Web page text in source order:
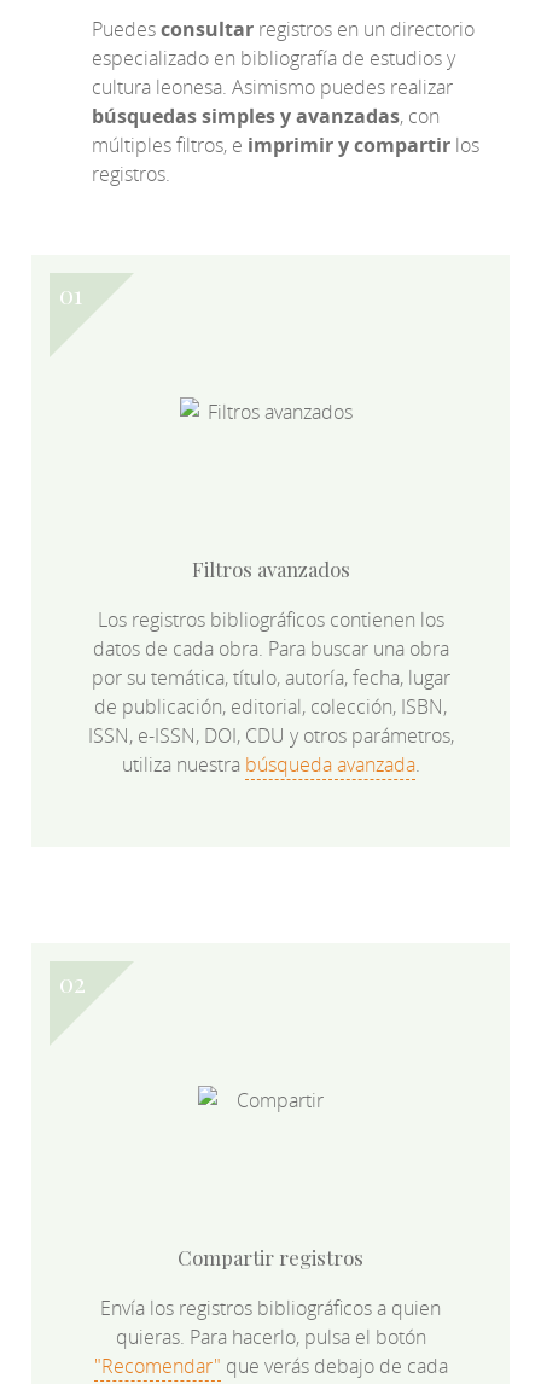
Puedesconsultar registros en un directorio
especializado en bibliografía de estudios y
cultura leonesa. Asimismo puedes realizar
búsquedas simples y avanzadas, con
múltiples filtros, e imprimir y compartir los
registros.
Filtros avanzados
Los registros bibliográficos contienen los
datos de cada obra. Para buscar una obra
por su temática, título, autoría, fecha, lugar
de publicación, editorial, colección, ISBN,
ISSN, e-ISSN, DOI, CDU y otros parámetros,
utiliza nuestra búsqueda avanzada.
Compartir registros
Envía los registros bibliográficos a quien
quieras. Para hacerlo, pulsa el botón
"Recomendar" que verás debajo de cada